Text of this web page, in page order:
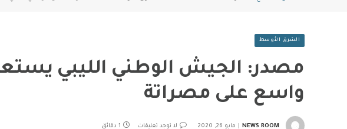
الشرق الأوسط
مصدر: الجيش الوطني الليبي
واسع على مصراتة
NEWS ROOM مايو 26, 2020 لا توجد تعليقات 1 دقائق